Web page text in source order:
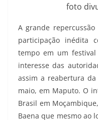
foto
A grande
participação inédita
tempo em um
interesse das
assim a reabertura
maio, em Maputo. O
Brasil em
Baena que mesmo ao